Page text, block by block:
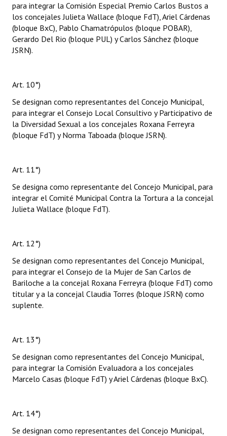
para integrar la Comisión Especial Premio Carlos Bustos a
los concejales Julieta Wallace (bloque FdT), Ariel Cárdenas
(bloque BxC), Pablo Chamatrópulos (bloque POBAR),
Gerardo Del Rio (bloque PUL) y Carlos Sánchez (bloque
JSRN).
Art. 10°)
Se designan como representantes del Concejo Municipal,
para integrar el Consejo Local Consultivo y Participativo de
la Diversidad Sexual a los concejales Roxana Ferreyra
(bloque FdT) y Norma Taboada (bloque JSRN).
Art. 11°)
Se designa como representante del Concejo Municipal, para
integrar el Comité Municipal Contra la Tortura a la concejal
Julieta Wallace (bloque FdT).
Art. 12°)
Se designan como representantes del Concejo Municipal,
para integrar el Consejo de la Mujer de San Carlos de
Bariloche a la concejal Roxana Ferreyra (bloque FdT) como
titular y a la concejal Claudia Torres (bloque JSRN) como
suplente.
Art. 13°)
Se designan como representantes del Concejo Municipal,
para integrar la Comisión Evaluadora a los concejales
Marcelo Casas (bloque FdT) y Ariel Cárdenas (bloque BxC).
Art. 14°)
Se designan como representantes del Concejo Municipal,